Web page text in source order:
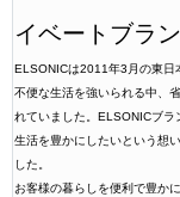
イベートブラ
ELSONICは2011年3月の東日
不便な生活を強いられる中、
れていました。ELSONICブ
生活を豊かにしたいという想
した。
お客様の暮らしを便利で豊か